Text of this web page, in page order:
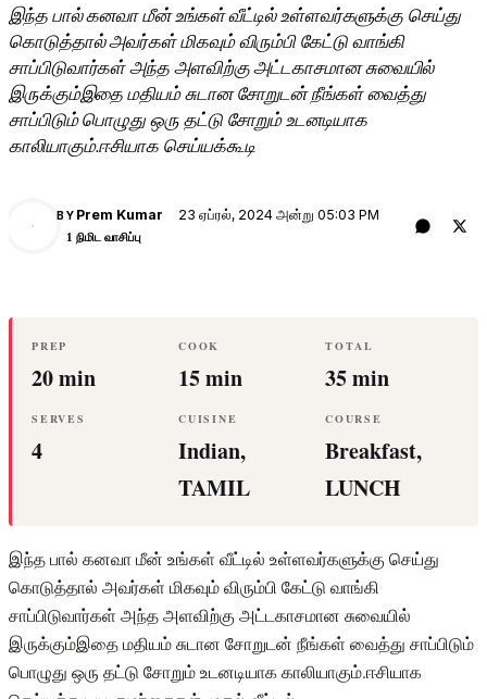
இந்த பால் கனவா மீன் உங்கள் வீட்டில் உள்ளவர்களுக்கு செய்து
கொடுத்தால் அவர்கள் மிகவும் விரும்பி கேட்டு வாங்கி
சாப்பிடுவார்கள் அந்த அளவிற்கு அட்டகாசமான சுவையில்
இருக்கும்இதை மதியம் சுடான சோறுடன் நீங்கள் வைத்து
சாப்பிடும் பொழுது ஒரு தட்டு சோறும் உடனடியாக
காலியாகும்.ஈசியாக செய்யக்கூடி
PK
BY Prem Kumar 23 ஏப்ரல், 2024 அன்று 05:03 PM
1 நிமிட வாசிப்பு
PREP
20 min
COOK
15 min
TOTAL
35 min
SERVES
4
CUISINE
Indian,
TAMIL
COURSE
Breakfast,
LUNCH
இந்த பால் கனவா மீன் உங்கள் வீட்டில் உள்ளவர்களுக்கு செய்து
கொடுத்தால் அவர்கள் மிகவும் விரும்பி கேட்டு வாங்கி
சாப்பிடுவார்கள் அந்த அளவிற்கு அட்டகாசமான சுவையில்
இருக்கும்இதை மதியம் சுடான சோறுடன் நீங்கள் வைத்து சாப்பிடும்
பொழுது ஒரு தட்டு சோறும் உடனடியாக காலியாகும்.ஈசியாக